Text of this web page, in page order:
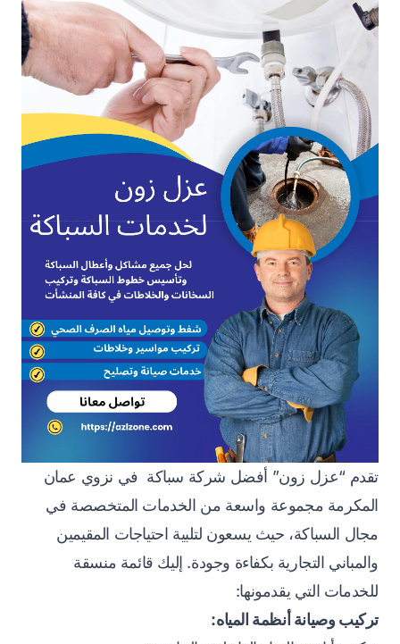
تقدم “عزل زون” أفضل شركة سباكة في نزوي عمان
المكرمة مجموعة واسعة من الخدمات المتخصصة في
مجال السباكة، حيث يسعون لتلبية احتياجات المقيمين
والمباني التجارية بكفاءة وجودة. إليك قائمة منسقة
للخدمات التي يقدمونها:
تركيب وصيانة أنظمة المياه: